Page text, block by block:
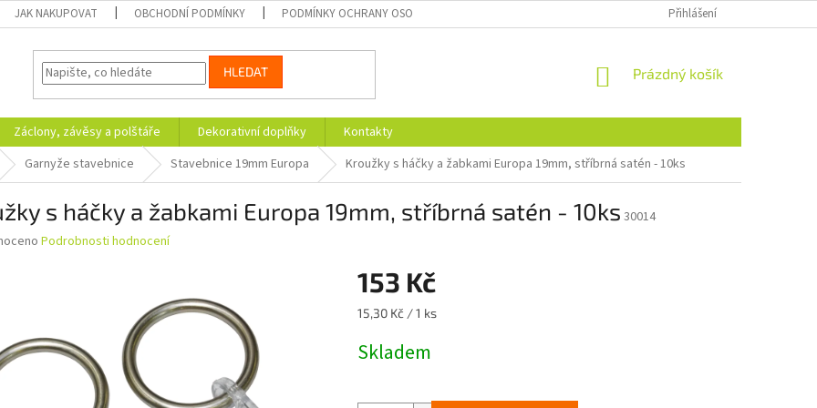
JAK NAKUPOVAT OBCHODNÍ PODMÍNKY PODMÍNKY OCHRANY OSOBNÍCH ÚDAJŮ FORMULÁŘ PRO
Přihlášení
HLEDAT
NÁKUPNÍ
Prázdný košík
Záclony, závěsy a polštáře Dekorativní doplňky
Kontakty
Garnyže stavebnice Stavebnice 19mm Europa Kroužky s háčky a žabkami Europa 19mm, stříbrná satén - 10ks
s háčky a žabkami Europa 19mm, stříbrná satén - 10ks 30014
Podrobnosti hodnocení
153 Kč
Měrná
15,30 Kč / 1 ks
Skladem